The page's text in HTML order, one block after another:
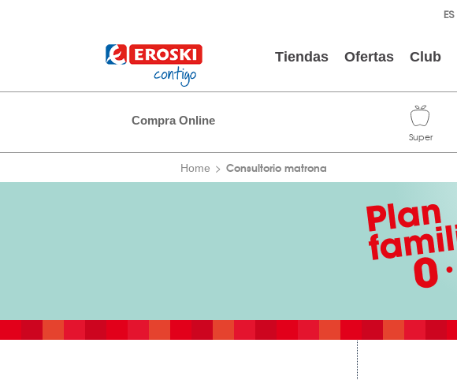
Tiendas Ofertas Club
Compra Online
Home Consultorio matrona